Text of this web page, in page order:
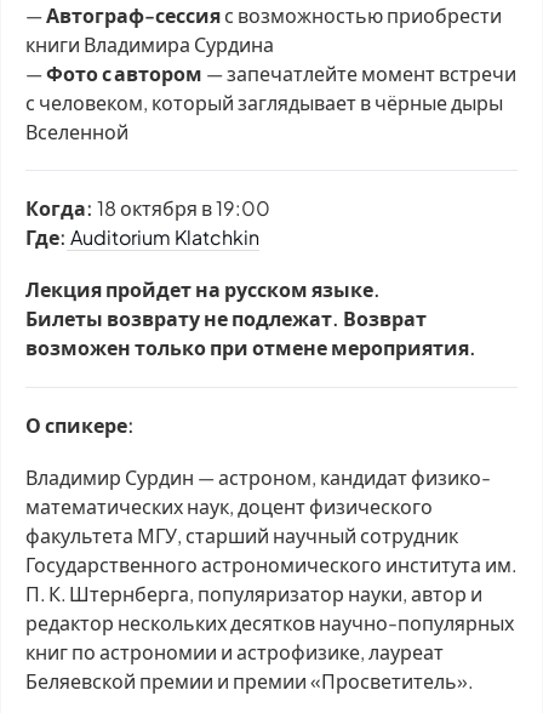
—Автограф-сессияс возможностью приобрести
книги Владимира Сурдина
—Фото с автором — запечатлейте момент встречи
с человеком, который заглядывает в чёрные дыры
Вселенной
Когда: 18 октября в 19:00
Где: Auditorium Klatchkin
Лекция пройдет на русском языке.
Билеты возврату не подлежат. Возврат
возможен только при отмене мероприятия.
О спикере:
Владимир Сурдин — астроном, кандидат физико-
математических наук, доцент физического
факультета МГУ, старший научный сотрудник
Государственного астрономического института им.
П. К. Штернберга, популяризатор науки, автор и
редактор нескольких десятков научно-популярных
книг по астрономии и астрофизике, лауреат
Беляевской премии и премии «Просветитель».